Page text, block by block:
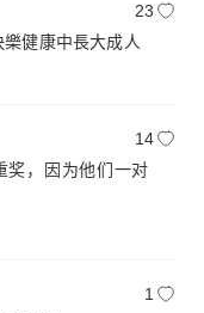
23
健康中長大成人
14
奖，因为他们一对
1